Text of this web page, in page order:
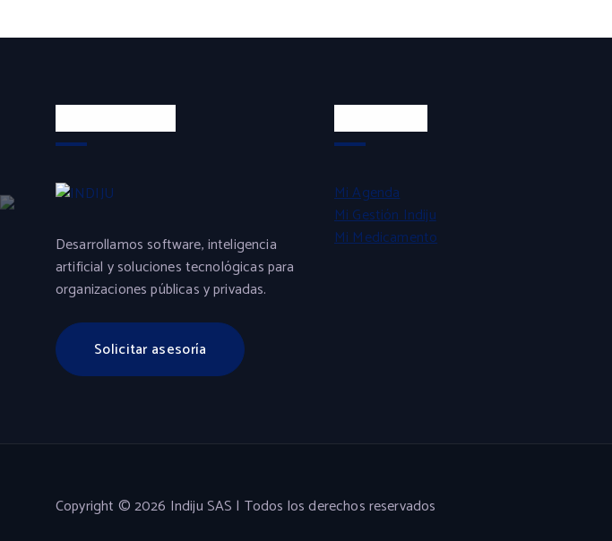
Desarrollamos software, inteligencia
artificial y soluciones tecnológicas para
organizaciones públicas y privadas.
Solicitar asesoría
Mi Agenda
Mi Gestión Indiju
Mi Medicamento
Copyright © 2026 Indiju SAS | Todos los derechos reservados